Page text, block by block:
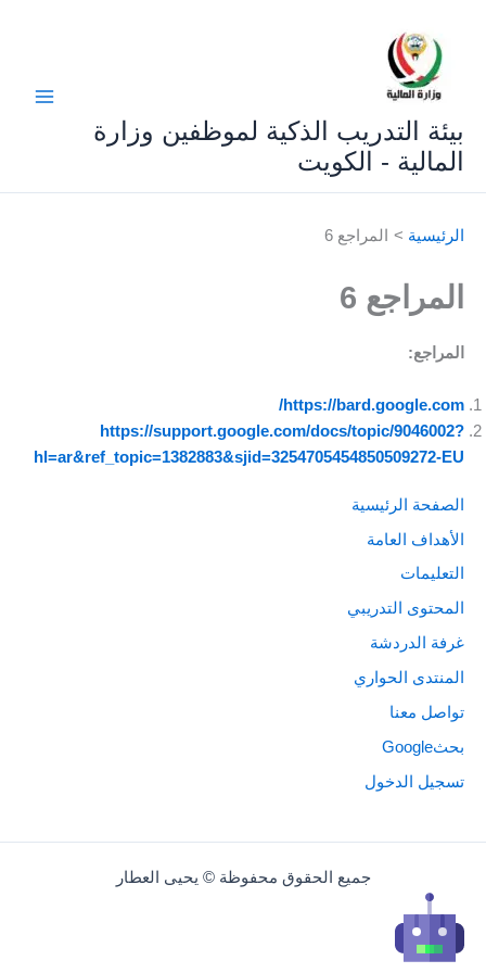
المحتوى
بيئة التدريب الذكية لموظفين وزارة
المالية - الكويت
الصفحة الرئيسية
الأهداف العامة
التعليمات
المحتوى التدريبي
غرفة الدردشة
المنتدى الحواري
تواصل معنا
بحثGoogle
تسجيل الدخول
الرئيسية المراجع 6
المراجع 6
المراجع:
https://bard.google.com/
https://support.google.com/docs/topic/9046002?
hl=ar&ref_topic=1382883&sjid=3254705454850509272-EU
جميع الحقوق محفوظة © يحيى العطار